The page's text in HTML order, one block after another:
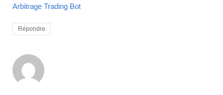
Arbitrage Trading Bot
Répondre